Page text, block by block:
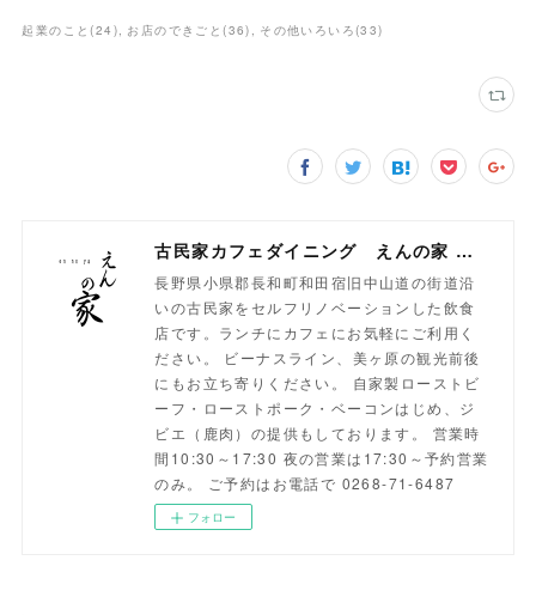
起業のこと(24 ) お店のできごと(36) その他いろいろ(33)
古民家カフェダイニング えんの家 長野県小県郡長和町 和田宿 旧中山道の古民家でランチ・カフェを！
長野県小県郡長和町和田宿旧中山道の街道沿
いの古民家をセルフリノベーションした飲食
店です。ランチにカフェにお気軽にご利用く
ださい。 ビーナスライン、美ヶ原の観光前後
にもお立ち寄りください。 自家製ローストビ
ーフ・ローストポーク・ベーコンはじめ、ジ
ビエ（鹿肉）の提供もしております。 営業時
間10:30～17:30 夜の営業は17:30～予約営業
のみ。 ご予約はお電話で 0268-71-6487
フォロー